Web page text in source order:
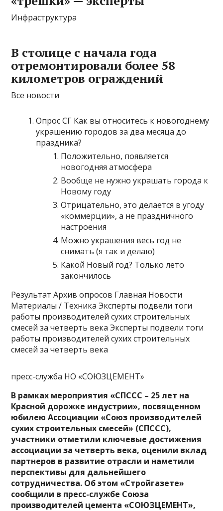
Инфраструктура
В столице с начала года
отремонтировали более 58
километров ограждений
Все новости
Опрос СГ Как вы относитесь к новогоднему
украшению городов за два месяца до
праздника?
Положительно, появляется
новогодняя атмосфера
Вообще не нужно украшать города к
Новому году
Отрицательно, это делается в угоду
«коммерции», а не праздничного
настроения
Можно украшения весь год не
снимать (я так и делаю)
Какой Новый год? Только лето
закончилось
Результат Архив опросов Главная Новости
Материалы / Техника Эксперты подвели тоги
работы производителей сухих строительных
смесей за четверть века Эксперты подвели тоги
работы производителей сухих строительных
смесей за четверть века
пресс-служба НО «СОЮЗЦЕМЕНТ»
В рамках мероприятия «СПССС – 25 лет на
Красной дорожке индустрии», посвященном
юбилею Ассоциации «Союз производителей
сухих строительных смесей» (СПССС),
участники отметили ключевые достижения
ассоциации за четверть века, оценили вклад
партнеров в развитие отрасли и наметили
перспективы для дальнейшего
сотрудничества. Об этом «Стройгазете»
сообщили в пресс-службе Союза
производителей цемента «СОЮЗЦЕМЕНТ»,